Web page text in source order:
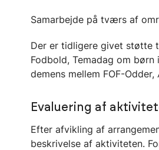
Samarbejde på tværs af
Der er tidligere givet støtte
Fodbold, Temadag om
demens mellem FOF-
Evaluering af
Efter afvikling af
beskrivelse af aktiviteten.